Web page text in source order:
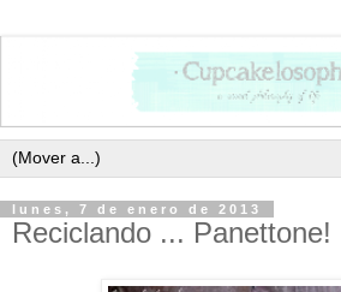
lunes, 7 de enero de 2013
Reciclando ... Panettone!